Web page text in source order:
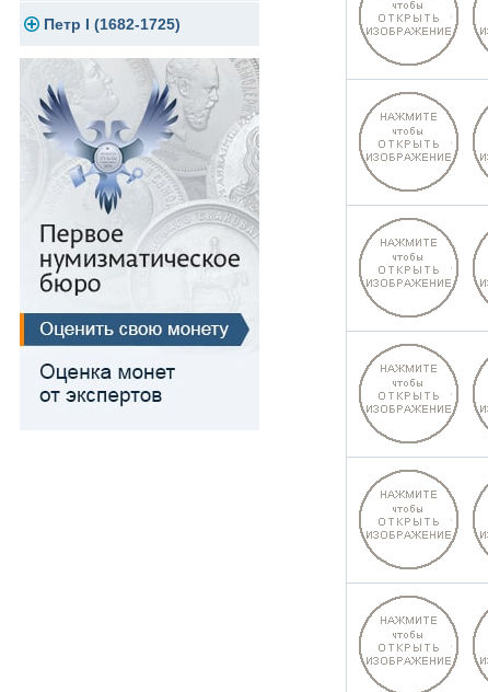
Петр I (1682-1725)
Золото
Серебро
Медь
Для Речи Посполитой